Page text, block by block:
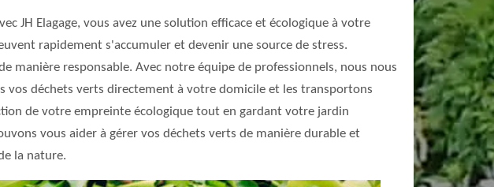
JH Elagage, vous avez une solution efficace et écologique à votre
rapidement s'accumuler et devenir une source de stress.
manière responsable. Avec notre équipe de professionnels, nous nous
vos déchets verts directement à votre domicile et les transportons
de votre empreinte écologique tout en gardant votre jardin
vous aider à gérer vos déchets verts de manière durable et
la nature.